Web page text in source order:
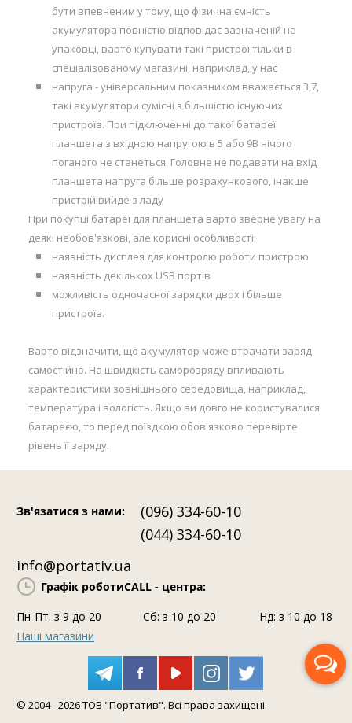
бути впевненим у тому, що фізична ємність
акумулятора повністю відповідає зазначеній на
упаковці, варто купувати такі пристрої тільки в
спеціалізованому магазині, наприклад, у нас
напруга - універсальним показником вважається 3,7,
такі акумулятори сумісні з більшістю існуючих
пристроїв. При підключенні до такої батареї
планшета з вхідною напругою в 5 або 9В нічого
поганого не станеться. Головне не подавати на вхід
планшета напруга більше розрахункового, інакше
пристрій вийде з ладу
При покупці батареї для планшета варто зверне увагу на
деякі необов'язкові, але корисні особливості:
наявність дисплея для контролю роботи пристрою
наявність декількох USB портів
можливість одночасної зарядки двох і більше
пристроїв.
Варто відзначити, що акумулятор може втрачати заряд
самостійно. На швидкість саморозряду впливають
характеристики зовнішнього середовища, наприклад,
температура і вологість. Якщо ви довго не користувалися
батареєю, то перед поїздкою обов'язково перевірте
рівень її заряду.
Зв'язатися з нами:
(096) 334-60-10
(044) 334-60-10
info@portativ.ua
Графік роботиCALL - центра:
Пн-Пт: з 9 до 20
Сб: з 10 до 20
Нд: з 10 до 18
Наші магазини
© 2004 - 2026 ТОВ "Портатив". Всі права захищені.
Передзвоніть мені